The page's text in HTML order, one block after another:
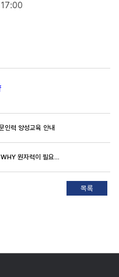
17:00
인력 양성교육 안내
[보도자료] 환경주의 생물학자가 바라본 WHY 원자력이 필요한가 5월 29일 출간